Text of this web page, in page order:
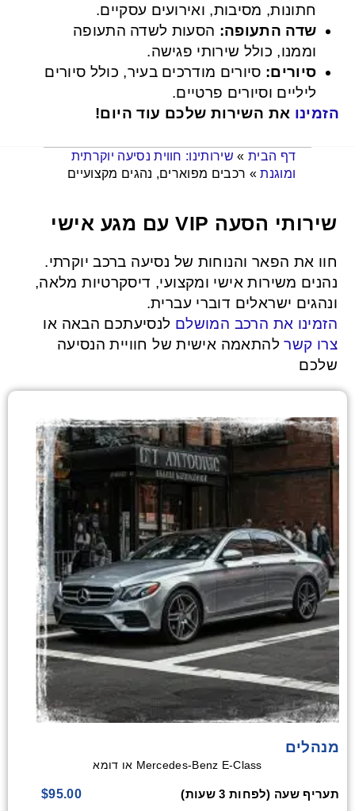
חתונות, מסיבות, ואירועים עסקיים.
שדה התעופה: הסעות לשדה התעופה
וממנו, כולל שירותי פגישה.
סיורים: סיורים מודרכים בעיר, כולל סיורים
ליליים וסיורים פרטיים.
הזמינו את השירות שלכם עוד היום!
דף הבית » שירותינו: חווית נסיעה יוקרתית
ומוגנת» רכבים מפוארים, נהגים מקצועיים
שירותי הסעה VIP עם מגע אישי
חוו את הפאר והנוחות של נסיעה ברכב יוקרתי.
נהנים משירות אישי ומקצועי, דיסקרטיות מלאה,
ונהגים ישראלים דוברי עברית.
הזמינו את הרכב המושלם לנסיעתכם הבאה או
צרו קשרלהתאמה אישית של חוויית הנסיעה
שלכם
מנהלים
Mercedes-Benz E-Class או דומא
תעריף שעה (לפחות 3 שעות)
$95.00